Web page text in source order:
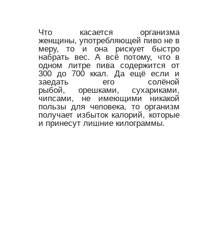
Что касается организма
женщины, употребляющей пиво не в
меру, то и она рискует быстро
набрать вес. А всё потому, что в
одном литре пива содержится от
300 до 700 ккал. Да ещё если и
заедать его солёной
рыбой, орешками, сухариками,
чипсами, не имеющими никакой
пользы для человека, то организм
получает избыток калорий, которые
и принесут лишние килограммы.